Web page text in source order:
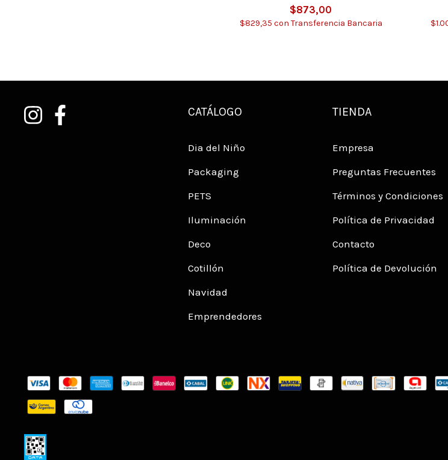
$873,00
$829,35 con Transferencia Bancaria
CATÁLOGO
Dia del Niño
Packaging
PETS
Iluminación
Deco
Cotillón
Navidad
Emprendedores
TIENDA
Empresa
Preguntas Frecuentes
Términos y Condiciones
Política de Privacidad
Contacto
Política de Devolución